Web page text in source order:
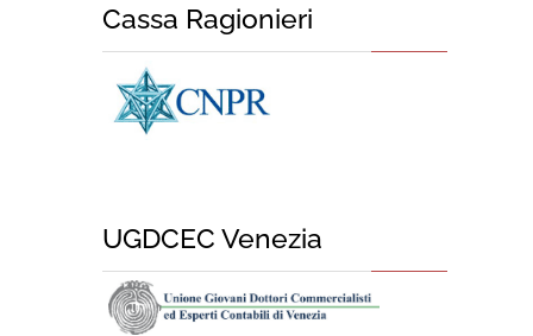
Cassa Ragionieri
UGDCEC Venezia